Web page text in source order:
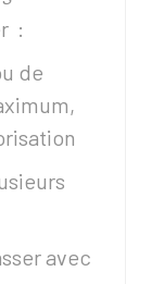
:
de
avec